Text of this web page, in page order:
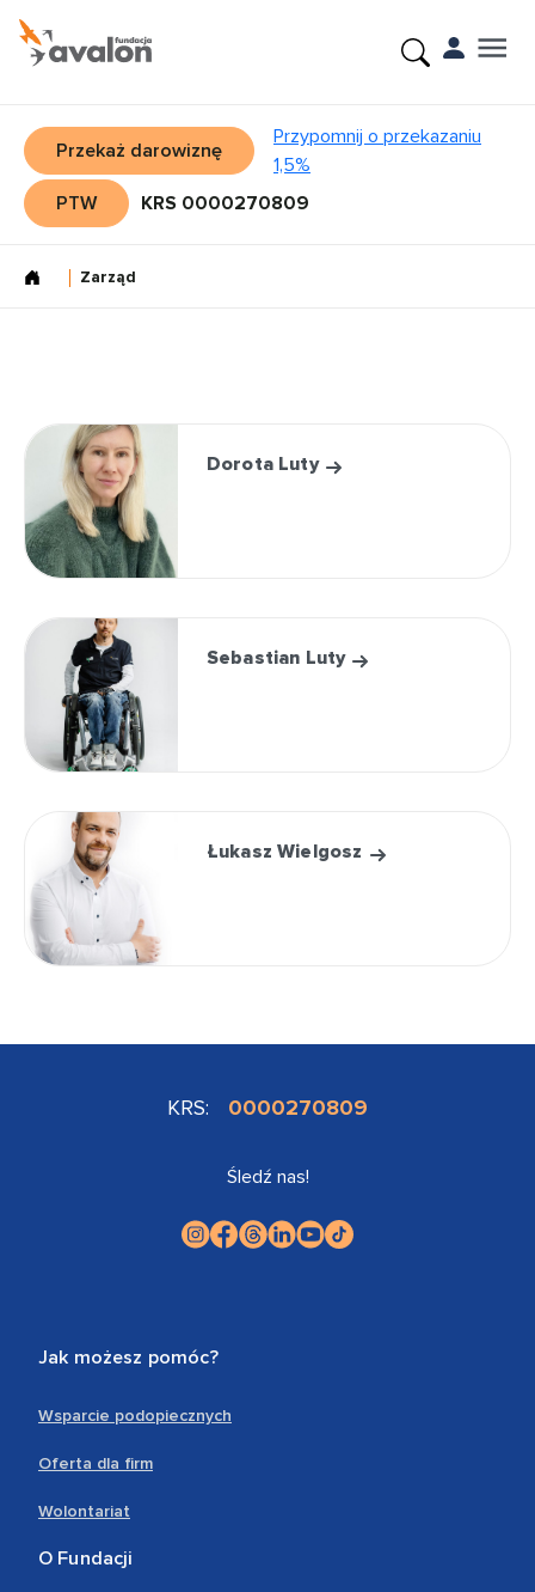
Przekaż darowiznę
Przypomnij o przekazaniu
1,5%
PTW
KRS 0000270809
Zarząd
Dorota Luty
Sebastian Luty
Łukasz Wielgosz
KRS: 0000270809
Śledź nas!
Jak możesz pomóc?
Wsparcie podopiecznych
Oferta dla firm
Wolontariat
O Fundacji